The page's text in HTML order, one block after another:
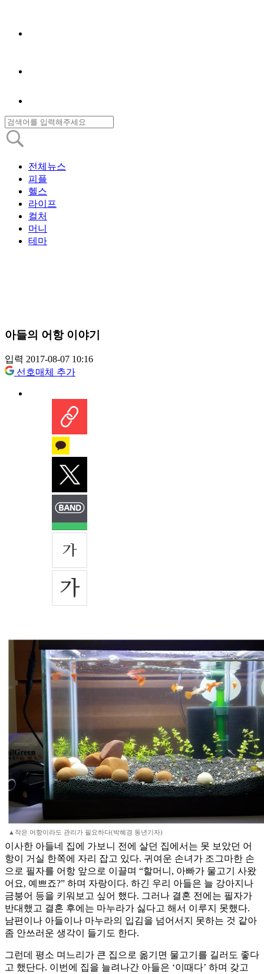
전체뉴스
피플
헬스
라이프
컬처
머니
테마
아들의 어항 이야기
입력 2017-08-07 10:16
선호매체 추가
▲작은 어항이라도 관리가 필요하다(박혜경 동년기자)
이사한 아들네 집에 가보니 전에 살던 집에서는 못 보았던 어
항이 거실 한쪽에 자리 잡고 있다. 귀여운 손녀가 조그마한 손
으로 필자를 어항 앞으로 이끌며 “할머니, 아빠가 물고기 사왔
어요, 예쁘죠?” 하며 자랑이다. 하긴 우리 아들은 늘 강아지나
금붕어 등을 키워보고 싶어 했다. 그러나 결혼 전에는 필자가
반대했고 결혼 후에는 마누라가 싫다고 해서 이루지 못했다.
남편이나 아들이나 마누라의 입김을 넘어서지 못하는 것 같아
좀 안쓰러운 생각이 들기도 한다.
그런데 평소 며느리가 큰 집으로 옮기면 물고기를 길러도 좋다
고 했단다. 이번에 집을 늘려나간 아들은 ‘이때다’ 하며 갖고